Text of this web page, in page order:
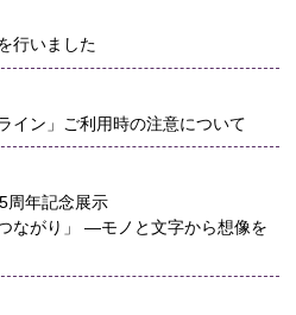
行いました
イン」ご利用時の注意について
周年記念展示
ながり」 ―モノと文字から想像を